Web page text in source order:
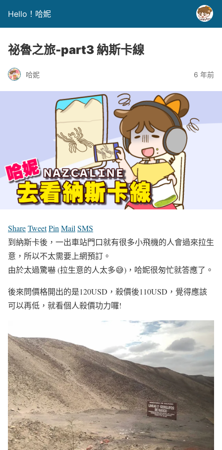
Hello！哈妮
祕魯之旅-part3 納斯卡線
哈妮 6 年前
ShareTweetPin Mail SMS
到納斯卡後，一出車站門口就有很多小飛機的人會過來拉生
意，所以不太需要上網預訂。
由於太過驚嚇 (拉生意的人太多😅)，哈妮很匆忙就答應了。
後來問價格開出的是120USD，殺價後110USD，覺得應該
可以再低，就看個人殺價功力囉!